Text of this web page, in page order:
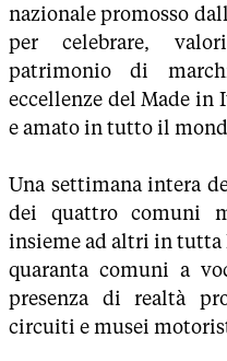
nazionale promosso
per celebrare,
patrimonio di
eccellenze del Made
e amato in tutto il
Una settimana intera
dei quattro comuni
insieme ad altri in
quaranta comuni a
presenza di realtà
circuiti e musei